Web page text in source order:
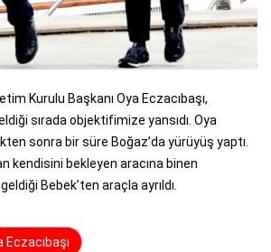
Kurulu Başkanı Oya Eczacıbaşı,
sırada objektifimize yansıdı. Oya
sonra bir süre Boğaz’da yürüyüş yaptı.
kendisini bekleyen aracına binen
Bebek’ten araçla ayrıldı.
Eczacıbaşı